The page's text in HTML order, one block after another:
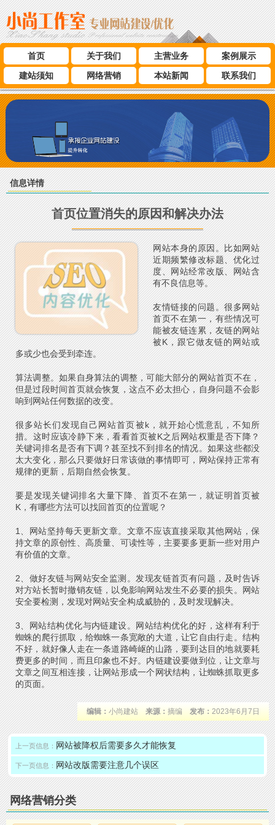
首页 关于我们 主营业务
案例展示
建站须知
网络营销 本站新闻 联系我们
信息详情
首页位置消失的原因和解决办法
网站本身的原因。比如网站
近期频繁修改标题、优化过
度、网站经常改版、网站含
有不良信息等。
友情链接的问题。很多网站
首页不在第一，有些情况可
能被友链连累，友链的网站
被K，跟它做友链的网站或
多或少也会受到牵连。
算法调整。如果自身算法的调整，可能大部分的网站首页不在，
但是过段时间首页就会恢复，这点不必太担心，自身问题不会影
响到网站任何数据的改变。
很多站长们发现自己网站首页被k，就开始心慌意乱，不知所
措。这时应该冷静下来，看看首页被K之后网站权重是否下降？
关键词排名是否有下调？甚至找不到排名的情况。如果这些都没
太大变化，那么只要做好日常该做的事情即可，网站保持正常有
规律的更新，后期自然会恢复。
要是发现关键词排名大量下降、首页不在第一，就证明首页被
K，有哪些方法可以找回首页的位置呢？
1、网站坚持每天更新文章。文章不应该直接采取其他网站，保
持文章的原创性、高质量、可读性等，主要要多更新一些对用户
有价值的文章。
2、做好友链与网站安全监测。发现友链首页有问题，及时告诉
对方站长暂时撤销友链，以免影响网站发生不必要的损失。网站
安全要检测，发现对网站安全构成威胁的，及时发现解决。
3、网站结构优化与内链建设。网站结构优化的好，这样有利于
蜘蛛的爬行抓取，给蜘蛛一条宽敞的大道，让它自由行走。结构
不好，就好像人走在一条道路崎岖的山路，要到达目的地就要耗
费更多的时间，而且印象也不好。内链建设要做到位，让文章与
文章之间互相连接，让网站形成一个网状结构，让蜘蛛抓取更多
的页面。
编辑： 小尚建站 来源： 摘编 发布： 2023年6月7日
上一页信息： 网站被降权后需要多久才能恢复
下一页信息： 网站改版需要注意几个误区
网络营销分类